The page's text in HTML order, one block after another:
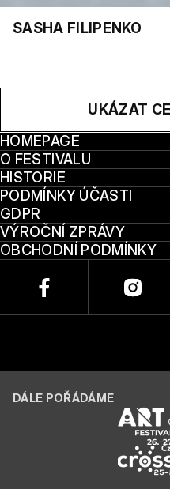
SASHA FILIPENKO
UKÁZAT
HOMEPAGE
O FESTIVALU
HISTORIE
PODMÍNKY ÚČASTI
GDPR
VÝROČNÍ ZPRÁVY
OBCHODNÍ PODMÍNKY
DÁLE POŘÁDÁME